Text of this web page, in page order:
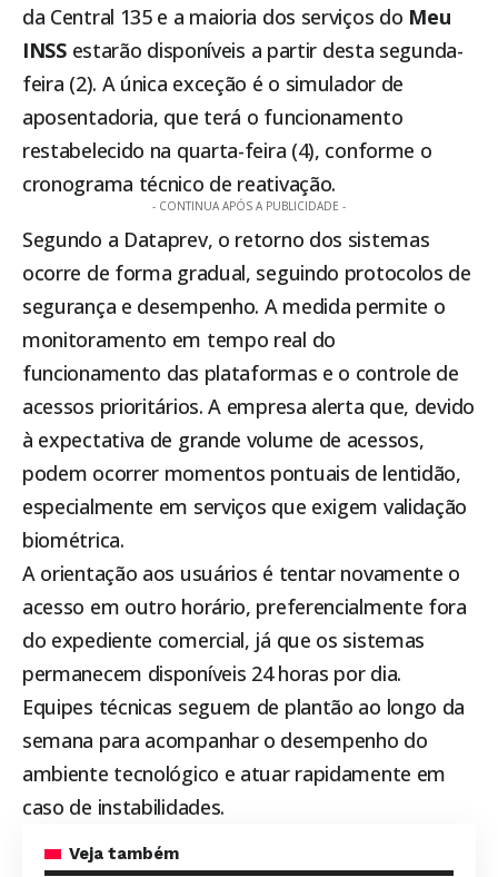
da Central 135 e a maioria dos serviços do Meu
INSSestarão disponíveis a partir desta segunda-
feira (2). A única exceção é o simulador de
aposentadoria, que terá o funcionamento
restabelecido na quarta-feira (4), conforme o
cronograma técnico de reativação.
- CONTINUA APÓS A PUBLICIDADE -
Segundo a Dataprev, o retorno dos sistemas
ocorre de forma gradual, seguindo protocolos de
segurança e desempenho. A medida permite o
monitoramento em tempo real do
funcionamento das plataformas e o controle de
acessos prioritários. A empresa alerta que, devido
à expectativa de grande volume de acessos,
podem ocorrer momentos pontuais de lentidão,
especialmente em serviços que exigem validação
biométrica.
A orientação aos usuários é tentar novamente o
acesso em outro horário, preferencialmente fora
do expediente comercial, já que os sistemas
permanecem disponíveis 24 horas por dia.
Equipes técnicas seguem de plantão ao longo da
semana para acompanhar o desempenho do
ambiente tecnológico e atuar rapidamente em
caso de instabilidades.
Veja também